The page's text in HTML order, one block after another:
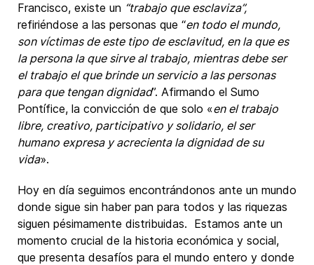
Francisco, existe un “trabajo que esclaviza”,
refiriéndose a las personas que “en todo el mundo,
son víctimas de este tipo de esclavitud, en la que es
la persona la que sirve al trabajo, mientras debe ser
el trabajo el que brinde un servicio a las personas
para que tengan dignidad”. Afirmando el Sumo
Pontífice, la convicción de que solo «en el trabajo
libre, creativo, participativo y solidario, el ser
humano expresa y acrecienta la dignidad de su
vida».
Hoy en día seguimos encontrándonos ante un mundo
donde sigue sin haber pan para todos y las riquezas
siguen pésimamente distribuidas. Estamos ante un
momento crucial de la historia económica y social,
que presenta desafíos para el mundo entero y donde